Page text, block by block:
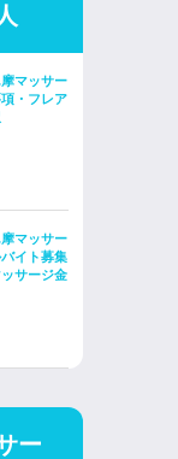
摩マッサー
・フレア
摩マッサー
イト募集
サージ金
ー